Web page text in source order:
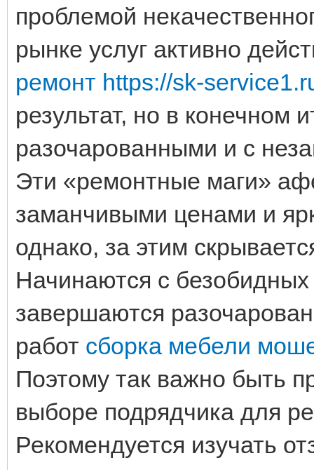
проблемой
рынке услуг активно
ремонт https://sk-
результат, но в конечном
разочарованными и с
Эти «ремонтные маги»
заманчивыми ценами и
однако, за этим
Начинаются с
завершаются
работ сборка мебели
Поэтому так важно быть
выборе подрядчика для
Рекомендуется изучать